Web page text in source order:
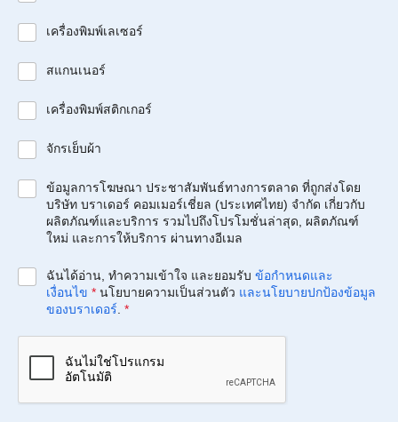
เครื่องพิมพ์เลเซอร์
สแกนเนอร์
เครื่องพิมพ์สติกเกอร์
จักรเย็บผ้า
ข้อมูลการโฆษณา ประชาสัมพันธ์ทางการตลาด ที่ถูกส่งโดย
บริษัท บราเดอร์ คอมเมอร์เชี่ยล (ประเทศไทย) จำกัด เกี่ยวกับ
ผลิตภัณฑ์และบริการ รวมไปถึงโปรโมชั่นล่าสุด, ผลิตภัณฑ์
ใหม่ และการให้บริการ ผ่านทางอีเมล
ฉันได้อ่าน, ทำความเข้าใจ และยอมรับ ข้อกำหนดและ
เงื่อนไข * นโยบายความเป็นส่วนตัว และนโยบายปกป้องข้อมูล
ของบราเดอร์ *